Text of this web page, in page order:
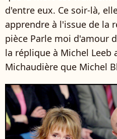
d'entre eux. Ce soir-là,
apprendre à l'issue de la
pièce Parle moi d'amour
la réplique à Michel Leeb
Michaudière que Michel